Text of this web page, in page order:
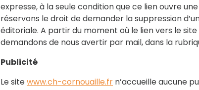
expresse, à la seule condition que ce lien ouvre
réservons le droit de demander la suppression
éditoriale. A partir du moment où le lien vers le site
demandons de nous avertir par mail, dans la
Publicité
Le site www.ch-cornouaille.fr n’accueille aucune